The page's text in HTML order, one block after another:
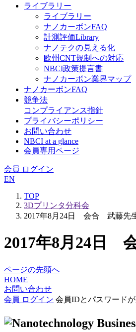
ライブラリー
ライブラリー
ナノカーボンFAQ
計測評価Library
ナノテクの見える化
欧州CNT規制への対応
NBCI政策提言書
ナノカーボン業界マップ
ナノカーボンFAQ
競争法
コンプライアンス指針
プライバシーポリシー
お問い合わせ
NBCI at a glance
会員専用ページ
会員 ログイン
EN
TOP
3Dプリンタ分科会
2017年8月24日 会合 武藤先
2017年8月24日
ページの先頭へ
HOME
お問い合わせ
会員 ログイン 会員IDとパスワードが